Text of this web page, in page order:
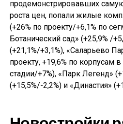
продемонстрировавших
роста цен, попали жилые
(+26% по проекту/+6,1% по
Ботанический сад» (+25,9% /
(+21,1%/+3,1%), «Саларьево
проекту, +19,6% по корпусам
стадии/+7%), «Парк Легенд»
(+15,5%/-2,2%) и «Династия»